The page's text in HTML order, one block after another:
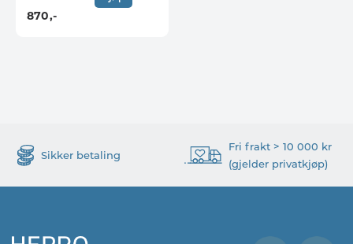
870,-
Sikker betaling
Fri frakt > 10 000 kr
(gjelder privatkjøp)